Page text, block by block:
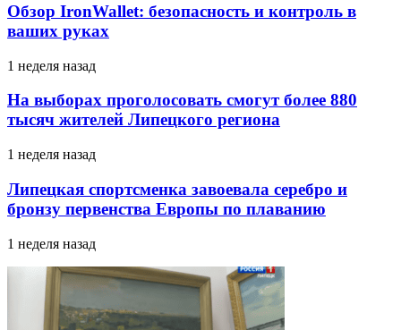
Обзор IronWallet: безопасность и контроль в
ваших руках
1 неделя назад
На выборах проголосовать смогут более 880
тысяч жителей Липецкого региона
1 неделя назад
Липецкая спортсменка завоевала серебро и
бронзу первенства Европы по плаванию
1 неделя назад